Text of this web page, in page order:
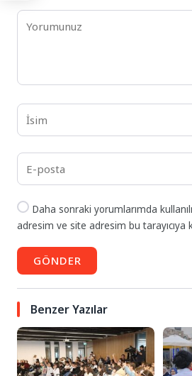
Daha sonraki yorumlarımda
adresim ve site adresim bu tarayıcıya
GÖNDER
Benzer Yazılar